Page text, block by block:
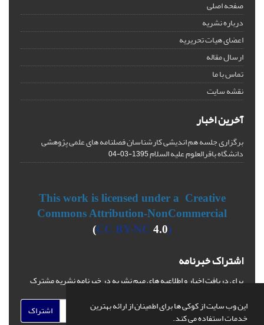
این وب سایت از کوکی ها برای اطمینان از ارائه بهترین
خدمات استفاده می کند.
صفحه اصلی
درباره نشریه
اعضای هیات تحریریه
ارسال مقاله
تماس با ما
نقشه سایت
آخرین اخبار
برگزاری جلسه هم اندیشی کارشناسان فصلنامه های علمی پژوهشی
دانشگاه باقرالعلوم علیه السلام1395-03-04
This work is licensed under a Creative
Commons Attribution-NonCommercial
(
CC BY-NC 4.0)
اشتراک خبرنامه
برای دریافت اخبار و اطلاعیه های مهم نشریه در خبرنامه نشریه مشترک
اشتراک